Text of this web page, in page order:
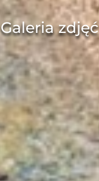
Galeria zdjęć